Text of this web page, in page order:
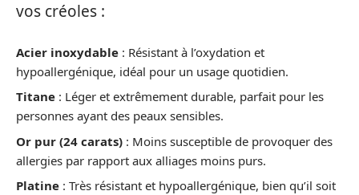
vos créoles :
Acier inoxydable : Résistant à l’oxydation et
hypoallergénique, idéal pour un usage quotidien.
Titane : Léger et extrêmement durable, parfait pour les
personnes ayant des peaux sensibles.
Or pur (24 carats) : Moins susceptible de provoquer des
allergies par rapport aux alliages moins purs.
Platine : Très résistant et hypoallergénique, bien qu’il soit